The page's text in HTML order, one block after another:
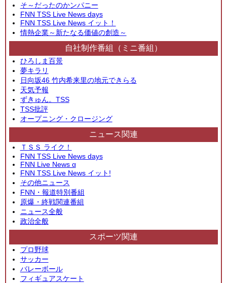
そ～だったのかンパニー
FNN TSS Live News days
FNN TSS Live News イット！
情熱企業～新たなる価値の創造～
自社制作番組（ミニ番組）
ひろしま百景
夢キラリ
日向坂46 竹内希来里の地元できらる
天気予報
ずきゅん。TSS
TSS批評
オープニング・クロージング
ニュース関連
ＴＳＳ ライク！
FNN TSS Live News days
FNN Live News α
FNN TSS Live News イット!
その他ニュース
FNN・報道特別番組
原爆・終戦関連番組
ニュース全般
政治全般
スポーツ関連
プロ野球
サッカー
バレーボール
フィギュアスケート